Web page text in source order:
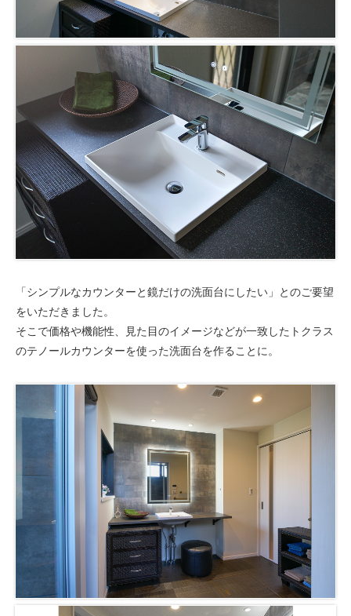
「シンプルなカウンターと鏡だけの洗面台にしたい」とのご要望
をいただきました。
そこで価格や機能性、見た目のイメージなどが一致したトクラス
のテノールカウンターを使った洗面台を作ることに。